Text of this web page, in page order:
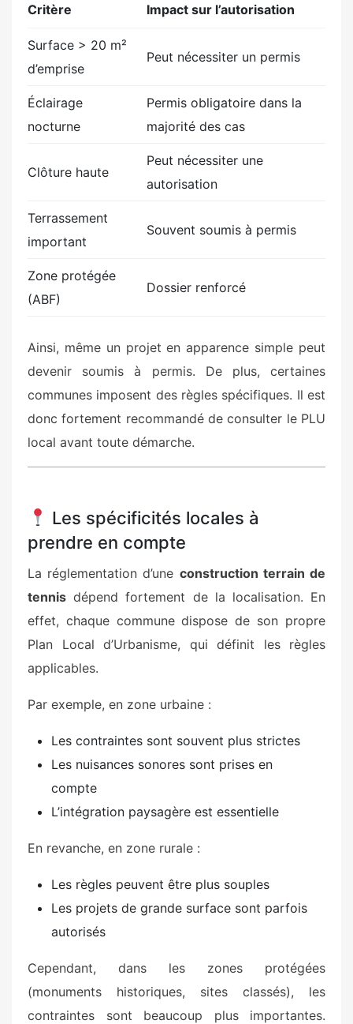
Critère Impact sur l’autorisation
Surface > 20 m²
d’emprise
Peut nécessiter un permis
Éclairage
nocturne
Permis obligatoire dans la
majorité des cas
Clôture haute
Peut nécessiter une
autorisation
Terrassement
important
Souvent soumis à permis
Zone protégée
(ABF)
Dossier renforcé
Ainsi, même un projet en apparence simple peut
devenir soumis à permis. De plus, certaines
communes imposent des règles spécifiques. Il est
donc fortement recommandé de consulter le PLU
local avant toute démarche.
Les spécificités locales à
prendre en compte
La réglementation d’une construction terrain de
tennis dépend fortement de la localisation. En
effet, chaque commune dispose de son propre
Plan Local d’Urbanisme, qui définit les règles
applicables.
Par exemple, en zone urbaine :
Les contraintes sont souvent plus strictes
Les nuisances sonores sont prises en
compte
L’intégration paysagère est essentielle
En revanche, en zone rurale :
Les règles peuvent être plus souples
Les projets de grande surface sont parfois
autorisés
Cependant, dans les zones protégées
(monuments historiques, sites classés), les
contraintes sont beaucoup plus importantes.